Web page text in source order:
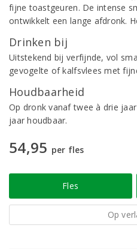
fijne toastgeuren. De intense
ontwikkelt een lange afdronk.
Drinken bij
Uitstekend bij verfijnde, vol
gevogelte of kalfsvlees met
Houdbaarheid
Op dronk vanaf twee à drie
jaar houdbaar.
54,95 per fles
Fles
Op